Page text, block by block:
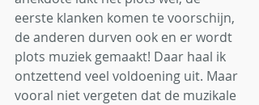
eerste klanken komen te voorschijn,
de anderen durven ook en er wordt
plots muziek gemaakt! Daar haal ik
ontzettend veel voldoening uit. Maar
vooral niet vergeten dat de muzikale